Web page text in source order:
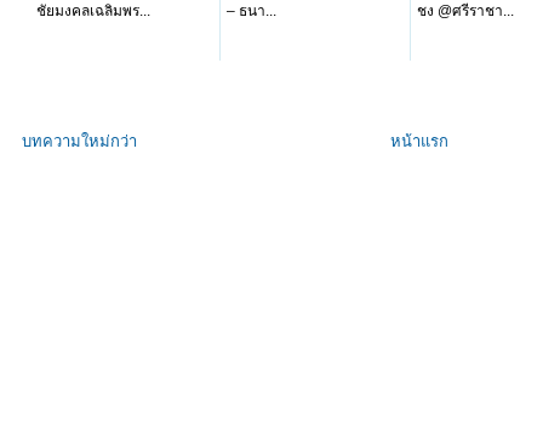
ชัยมงคลเฉลิมพร...
– ธนา...
ชง @ศรีราชา...
บทความใหม่กว่า หน้าแรก